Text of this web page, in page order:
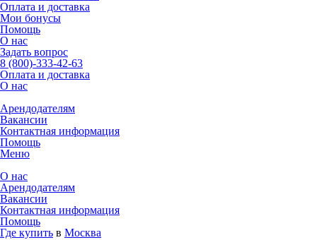
Оплата и доставка
Мои бонусы
Помощь
О нас
Задать вопрос
8 (800)-333-42-63
Оплата и доставка
О нас
Арендодателям
Вакансии
Контактная информация
Помощь
Меню
О нас
Арендодателям
Вакансии
Контактная информация
Помощь
Где купить в Москва